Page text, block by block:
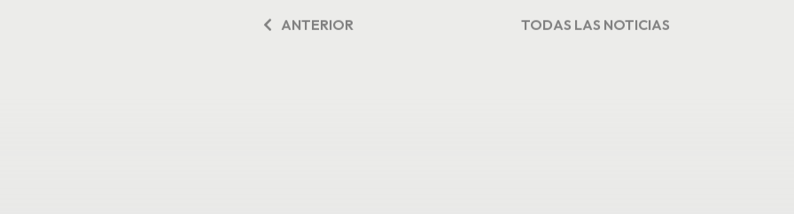
ANTERIOR TODAS LAS NOTICIAS